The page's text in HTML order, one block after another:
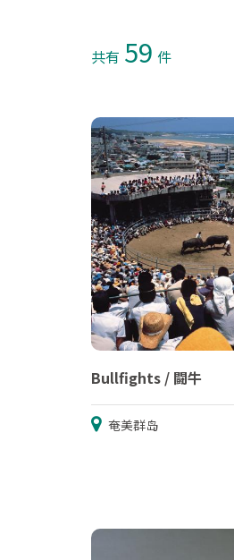
共有 59 件
Bullfights / 闘牛
奄美群岛